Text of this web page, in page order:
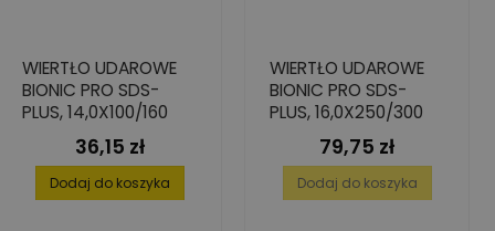
WIERTŁO UDAROWE
BIONIC PRO SDS-
PLUS, 14,0X100/160
Cena
36,15 zł
Dodaj do koszyka
WIERTŁO UDAROWE
BIONIC PRO SDS-
PLUS, 16,0X250/300
Cena
79,75 zł
Dodaj do koszyka